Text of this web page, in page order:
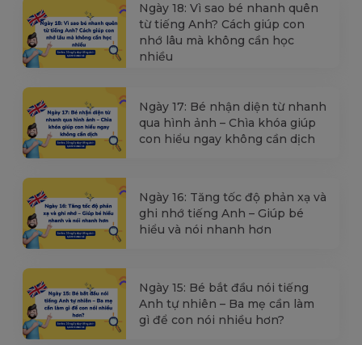
Ngày 18: Vì sao bé nhanh quên
từ tiếng Anh? Cách giúp con
nhớ lâu mà không cần học
nhiều
Ngày 17: Bé nhận diện từ nhanh
qua hình ảnh – Chìa khóa giúp
con hiểu ngay không cần dịch
Ngày 16: Tăng tốc độ phản xạ và
ghi nhớ tiếng Anh – Giúp bé
hiểu và nói nhanh hơn
Ngày 15: Bé bắt đầu nói tiếng
Anh tự nhiên – Ba mẹ cần làm
gì để con nói nhiều hơn?